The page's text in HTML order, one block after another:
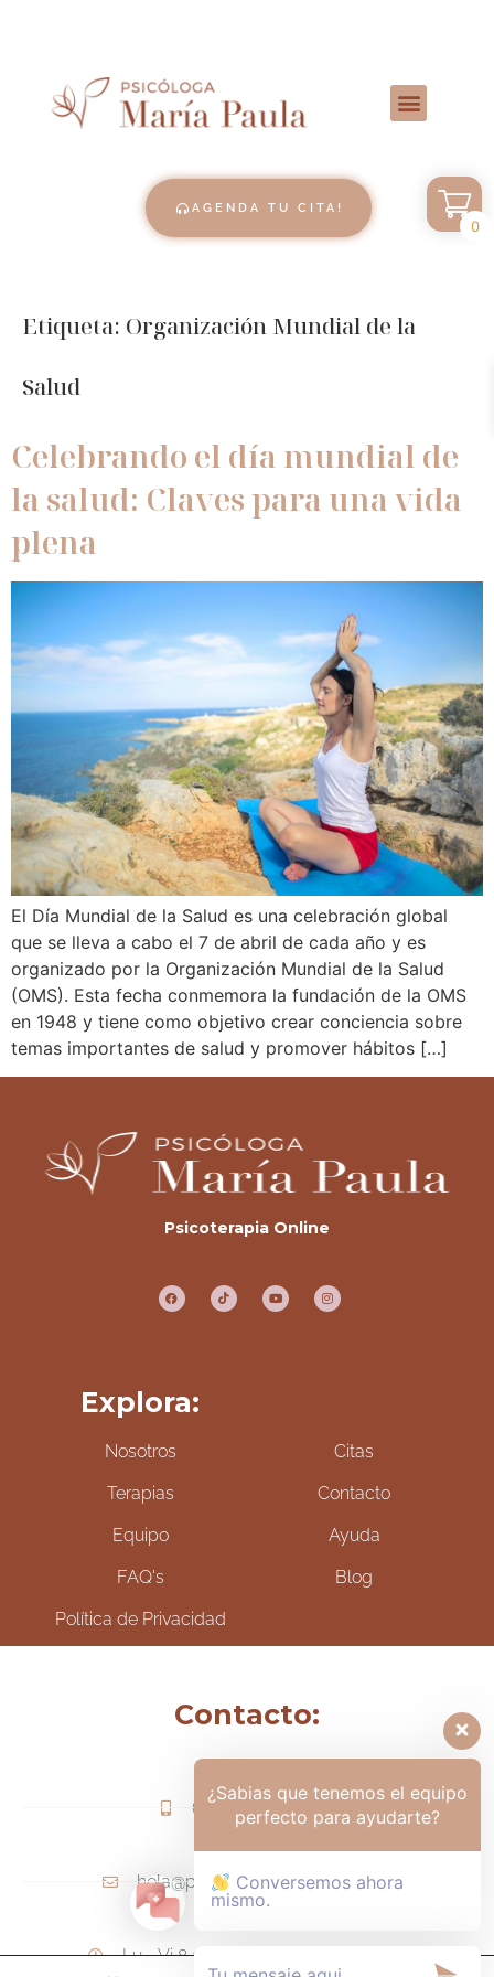
AGENDA TU CITA!
Etiqueta: Organización Mundial de la
Salud
Celebrando el día mundial de
la salud: Claves para una vida
plena
El Día Mundial de la Salud es una celebración global
que se lleva a cabo el 7 de abril de cada año y es
organizado por la Organización Mundial de la Salud
(OMS). Esta fecha conmemora la fundación de la OMS
en 1948 y tiene como objetivo crear conciencia sobre
temas importantes de salud y promover hábitos […]
Psicoterapia Online
Explora:
Nosotros
Terapias
Equipo
FAQ's
Política de Privacidad
Citas
Contacto
Ayuda
Blog
Contacto:
(+57) 317-6006425
hola@psicologamariapaula.com
Lu - Vi 8 am a 6 pm - Sa 8am - 12m
0
¿Sabias que tenemos el equipo
perfecto para ayudarte?
Conversemos ahora
mismo.